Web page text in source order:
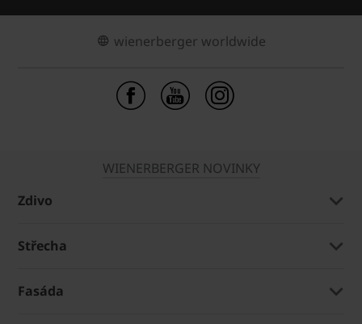
wienerberger worldwide
WIENERBERGER NOVINKY
Zdivo
Střecha
Fasáda